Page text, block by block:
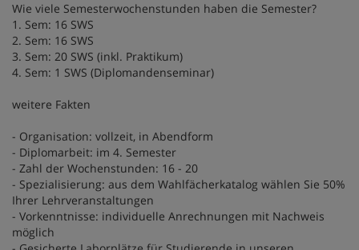
Wie viele Semesterwochenstunden haben die Semester?
1. Sem: 16 SWS
2. Sem: 16 SWS
3. Sem: 20 SWS (inkl. Praktikum)
4. Sem: 1 SWS (Diplomandenseminar)
weitere Fakten
- Organisation: vollzeit, in Abendform
- Diplomarbeit: im 4. Semester
- Zahl der Wochenstunden: 16 - 20
- Spezialisierung: aus dem Wahlfächerkatalog wählen Sie 50%
Ihrer Lehrveranstaltungen
- Vorkenntnisse: individuelle Anrechnungen mit Nachweis
möglich